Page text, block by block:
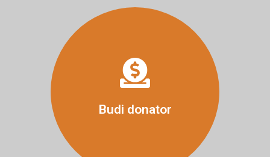
Budi donator
Više